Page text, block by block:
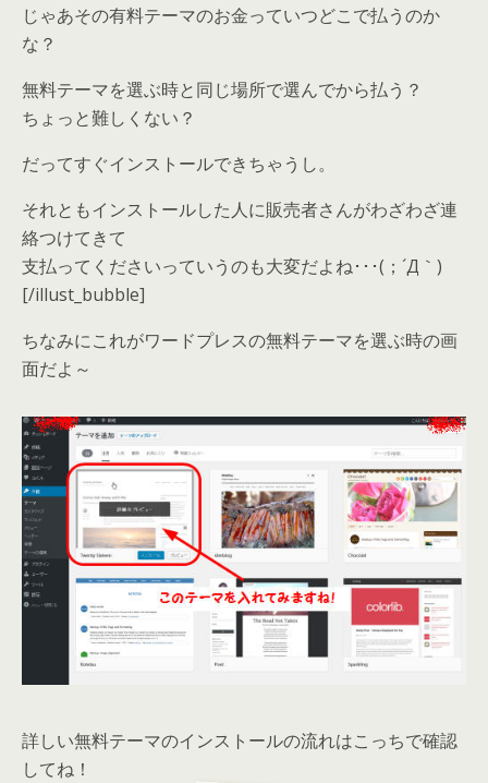
じゃあその有料テーマのお金っていつどこで払うのか
な？
無料テーマを選ぶ時と同じ場所で選んでから払う？
ちょっと難しくない？
だってすぐインストールできちゃうし。
それともインストールした人に販売者さんがわざわざ連
絡つけてきて
支払ってくださいっていうのも大変だよね･･･(；´Д｀)
[/illust_bubble]
ちなみにこれがワードプレスの無料テーマを選ぶ時の画
面だよ～
詳しい無料テーマのインストールの流れはこっちで確認
してね！